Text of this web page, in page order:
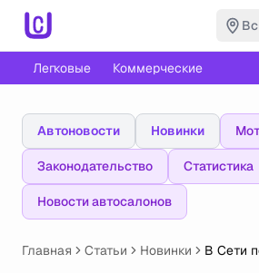
Легковые Коммерческие
Автоновости Новинки
Законодательство Статистика
Новости автосалонов
Главная Статьи Новинки
В Сети